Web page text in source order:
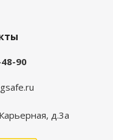
90
д.3а